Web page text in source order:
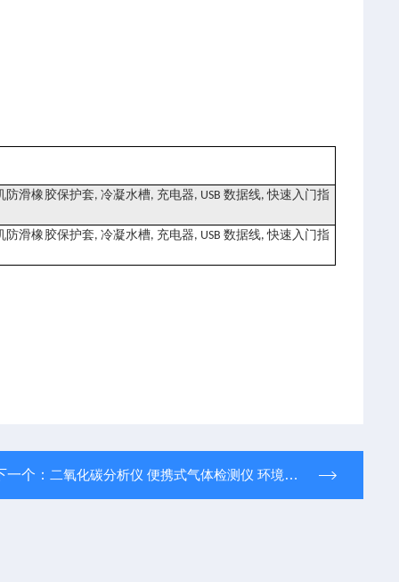
防滑橡胶保护套, 冷凝水槽, 充电器, USB数据线,快速入门指
防滑橡胶保护套, 冷凝水槽, 充电器, USB数据线,快速入门指
一个： 二氧化碳分析仪 便携式气体检测仪 环境监测